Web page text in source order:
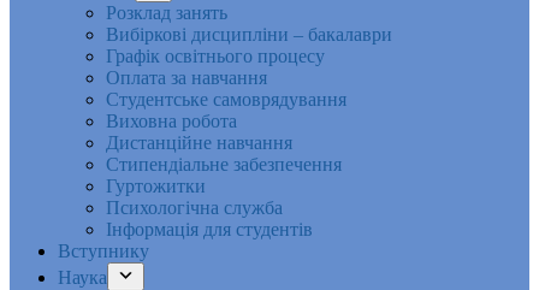
Розклад занять
Вибіркові дисципліни – бакалаври
Графік освітнього процесу
Оплата за навчання
Студентське самоврядування
Виховна робота
Дистанційне навчання
Стипендіальне забезпечення
Гуртожитки
Психологічна служба
Інформація для студентів
Вступнику
Наука